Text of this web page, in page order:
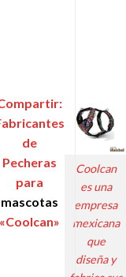
de
Pecheras
para
mascotas
«Coolcan»
Coolcan
es una
empresa
mexicana
que
diseña y